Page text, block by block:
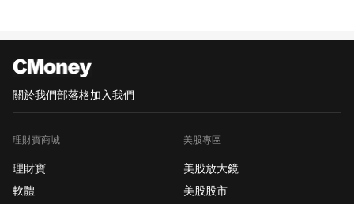
關於我們部落格加入我們
理財寶商城
理財寶
軟體
美股專區
美股放大鏡
美股股市